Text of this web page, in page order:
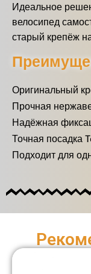
Идеальное
велосипед
старый крепёж
Оригинальный
Прочная
Надёжная
Точная посадка
Подходит для